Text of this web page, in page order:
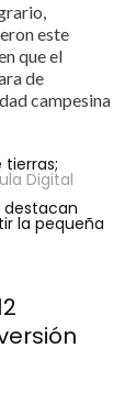
este
que el
de
campesina
Digital
destacan
la pequeña